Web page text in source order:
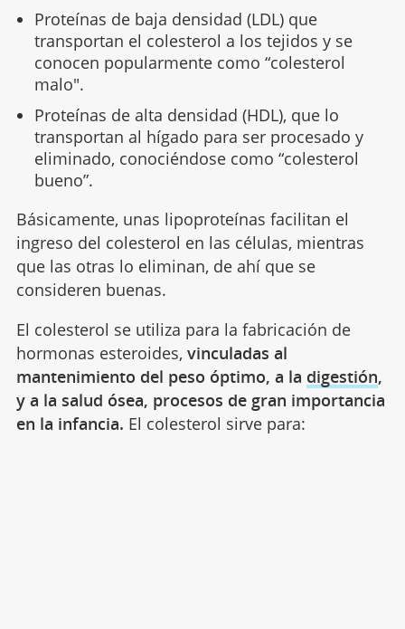
Proteínas de baja densidad (LDL) que
transportan el colesterol a los tejidos y se
conocen popularmente como “colesterol
malo".
Proteínas de alta densidad (HDL), que lo
transportan al hígado para ser procesado y
eliminado, conociéndose como “colesterol
bueno”.
Básicamente, unas lipoproteínas facilitan el
ingreso del colesterol en las células, mientras
que las otras lo eliminan, de ahí que se
consideren buenas.
El colesterol se utiliza para la fabricación de
hormonas esteroides, vinculadas al
mantenimiento del peso óptimo, a la digestión,
y a la salud ósea, procesos de gran importancia
en la infancia. El colesterol sirve para: